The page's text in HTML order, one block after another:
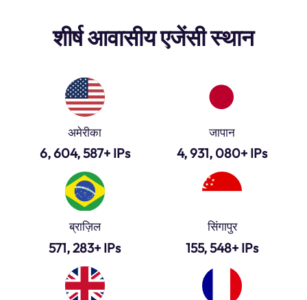
शीर्ष आवासीय एजेंसी स्थान
अमेरीका
6, 604, 587+ IPs
जापान
4, 931, 080+ IPs
ब्राज़िल
571, 283+ IPs
सिंगापुर
155, 548+ IPs